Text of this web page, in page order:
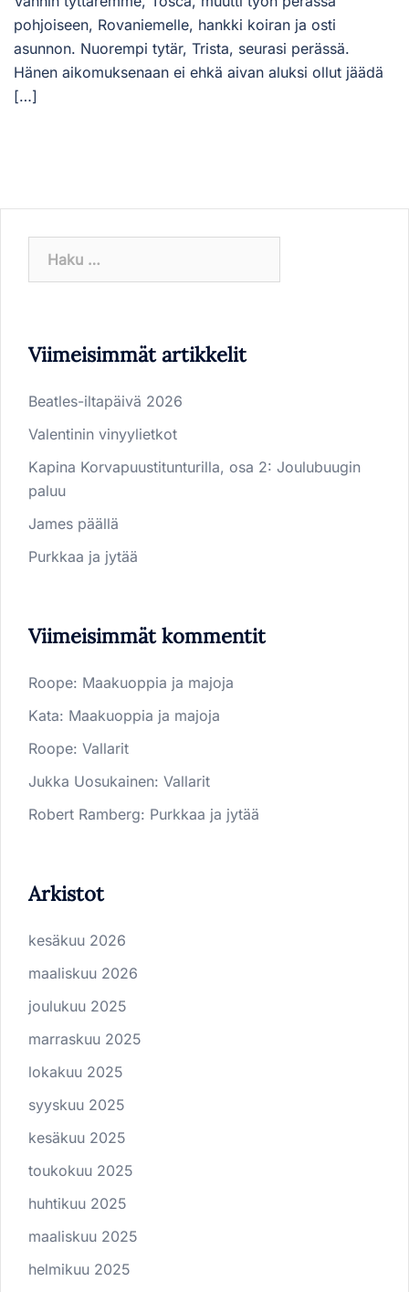
pohjoiseen, Rovaniemelle, hankki koiran ja osti
asunnon. Nuorempi tytär, Trista, seurasi perässä.
Hänen aikomuksenaan ei ehkä aivan aluksi ollut jäädä
[…]
Viimeisimmät artikkelit
Beatles-iltapäivä 2026
Valentinin vinyylietkot
Kapina Korvapuustitunturilla, osa 2: Joulubuugin
paluu
James päällä
Purkkaa ja jytää
Viimeisimmät kommentit
Roope: Maakuoppia ja majoja
Kata: Maakuoppia ja majoja
Roope: Vallarit
Jukka Uosukainen: Vallarit
Robert Ramberg: Purkkaa ja jytää
Arkistot
kesäkuu 2026
maaliskuu 2026
joulukuu 2025
marraskuu 2025
lokakuu 2025
syyskuu 2025
kesäkuu 2025
toukokuu 2025
huhtikuu 2025
maaliskuu 2025
helmikuu 2025